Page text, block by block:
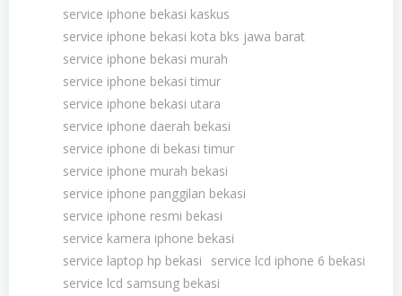
service iphone bekasi kaskus
service iphone bekasi kota bks jawa barat
service iphone bekasi murah
service iphone bekasi timur
service iphone bekasi utara
service iphone daerah bekasi
service iphone di bekasi timur
service iphone murah bekasi
service iphone panggilan bekasi
service iphone resmi bekasi
service kamera iphone bekasi
service laptop hp bekasi
service lcd iphone 6 bekasi
service lcd samsung bekasi